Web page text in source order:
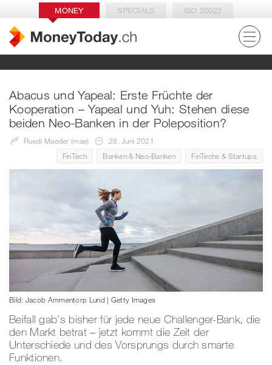
MONEY SPECIALS ISO 20022
Abacus und Yapeal: Erste Früchte der
Kooperation – Yapeal und Yuh: Stehen diese
beiden Neo-Banken in der Poleposition?
Ruedi Maeder (mae)
28. Juni 2021
FinTech
Banken & Neo-Banken FinTechs & Startups
Bild: Jacob Ammentorp Lund | Getty Images
Beifall gab's bisher für jede neue Challenger-Bank, die
den Markt betrat – jetzt kommt die Zeit der
Unterschiede und des Vorsprungs durch smarte
Funktionen.